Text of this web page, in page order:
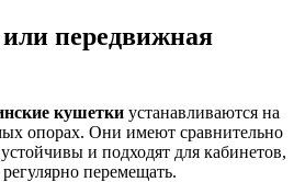
передвижная
кушетки устанавливаются на
опорах. Они имеют сравнительно
и подходят для кабинетов,
регулярно перемещать.